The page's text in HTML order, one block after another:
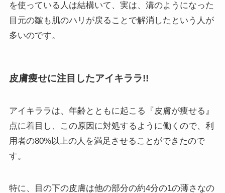
を使っている人は結構いて、実は、溝のようになった
目元の皺も肌のハリが戻ることで解消したという人が
多いのです。
皮膚痩せに注目したアイキララ!!
アイキララは、年齢とともに起こる『 皮膚が痩せる 』
点に着目し、この原因に対処するように働くので、利
用者の80%以上の人を満足させることができたので
す。
特に、目の下の皮膚は他の部分の約4分の1の薄さなの